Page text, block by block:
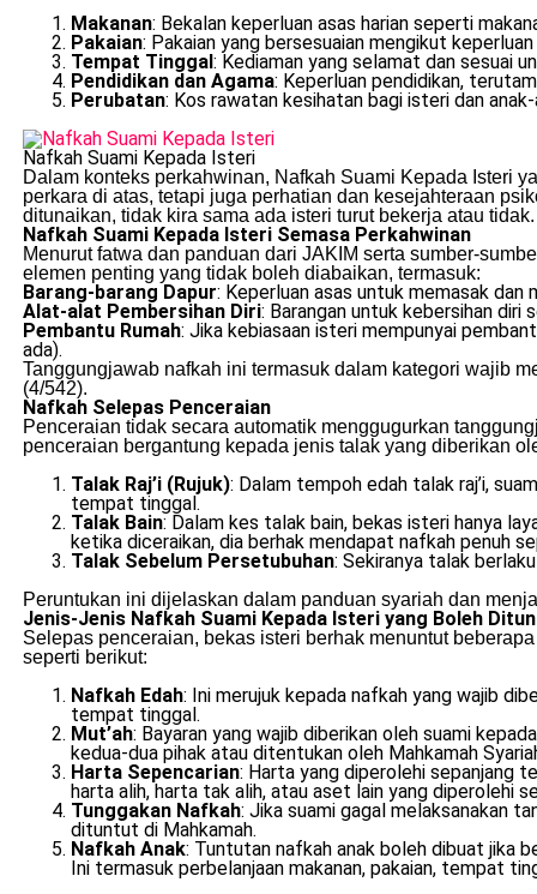
Makanan: Bekalan keperluan asas harian seperti
Pakaian: Pakaian yang bersesuaian mengikut
Tempat Tinggal: Kediaman yang selamat dan sesuai
Pendidikan dan Agama: Keperluan pendidikan,
Perubatan: Kos rawatan kesihatan bagi isteri dan
Nafkah Suami Kepada Isteri
Dalam konteks perkahwinan, Nafkah Suami Kepada Isteri
perkara di atas, tetapi juga perhatian dan kesejahteraan
ditunaikan, tidak kira sama ada isteri turut bekerja atau tidak.
Nafkah Suami Kepada Isteri Semasa Perkahwinan
Menurut fatwa dan panduan dari JAKIM serta sumber-
elemen penting yang tidak boleh diabaikan, termasuk:
Barang-barang Dapur: Keperluan asas untuk memasak dan
Alat-alat Pembersihan Diri: Barangan untuk kebersihan diri
Pembantu Rumah: Jika kebiasaan isteri mempunyai
ada).
Tanggungjawab nafkah ini termasuk dalam kategori wajib
(4/542).
Nafkah Selepas Penceraian
Penceraian tidak secara automatik menggugurkan
penceraian bergantung kepada jenis talak yang diberikan
Talak Raj’i (Rujuk): Dalam tempoh edah talak raj’i,
tempat tinggal.
Talak Bain: Dalam kes talak bain, bekas isteri hanya
ketika diceraikan, dia berhak mendapat nafkah penuh
Talak Sebelum Persetubuhan: Sekiranya talak
Peruntukan ini dijelaskan dalam panduan syariah dan
Jenis-Jenis Nafkah Suami Kepada Isteri yang Boleh
Selepas penceraian, bekas isteri berhak menuntut
seperti berikut:
Nafkah Edah: Ini merujuk kepada nafkah yang wajib
tempat tinggal.
Mut’ah: Bayaran yang wajib diberikan oleh suami
kedua-dua pihak atau ditentukan oleh Mahkamah
Harta Sepencarian: Harta yang diperolehi sepanjang
harta alih, harta tak alih, atau aset lain yang diperolehi
Tunggakan Nafkah: Jika suami gagal melaksanakan
dituntut di Mahkamah.
Nafkah Anak: Tuntutan nafkah anak boleh dibuat jika
Ini termasuk perbelanjaan makanan, pakaian, tempat